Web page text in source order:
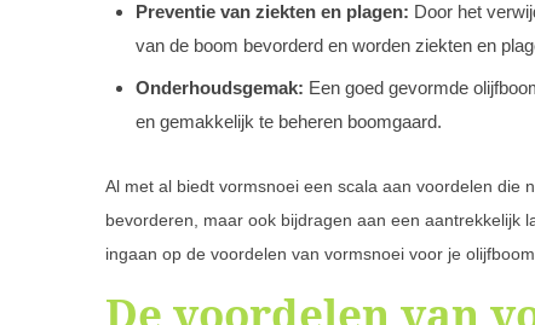
Preventie van ziekten en plagen: Door het
van de boom bevorderd en worden ziekten en
Onderhoudsgemak: Een goed gevormde
en gemakkelijk te beheren boomgaard.
Al met al biedt vormsnoei een scala aan voordelen die
bevorderen, maar ook bijdragen aan een aantrekkelijk
ingaan op de voordelen van vormsnoei voor je olijfboom.
De voordelen van